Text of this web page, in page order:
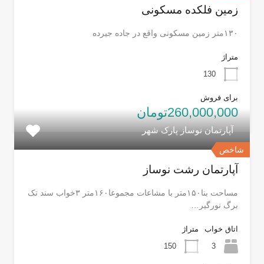
زمین فلکده مسکونی
۱۳۰متر زمین مسکونی واقع در جاده جیرده
متراژ
130
برای فروش
260,000,000تومان
شاخص
آپارتمان نوساز پارک شهر
آپارتمان رشت نوساز
مساحت بنا۱۵۰متر با مشاعات مجموعا۱۶۰متر ۳خواب سند تک
برگ نورگیر…
اتاق خواب
3
متراژ
150